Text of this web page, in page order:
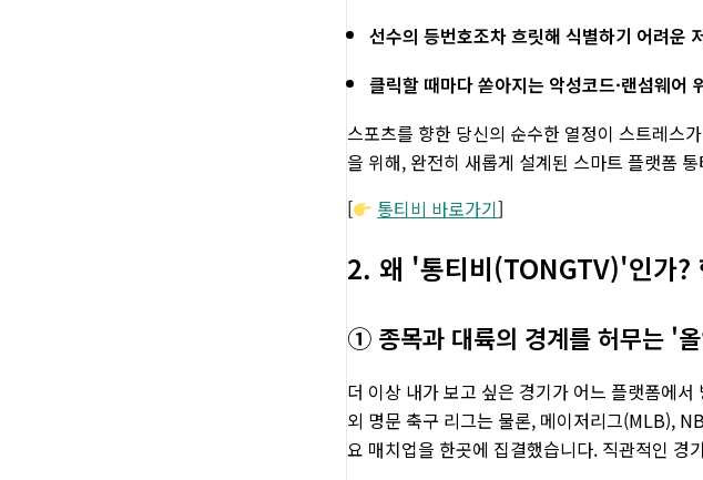
선수의 등번호조차 흐릿해 식별하기 어려운
클릭할 때마다 쏟아지는 악성코드·랜섬웨어
스포츠를 향한 당신의 순수한 열정이 스트레스
을 위해, 완전히 새롭게 설계된 스마트 플랫폼
[
통티비 바로가기]
2. 왜 '통티비(TONGTV)'인가?
① 종목과 대륙의 경계를 허무는 '
더 이상 내가 보고 싶은 경기가 어느 플랫폼에
외 명문 축구 리그는 물론, 메이저리그(MLB),
요 매치업을 한곳에 집결했습니다. 직관적인 경